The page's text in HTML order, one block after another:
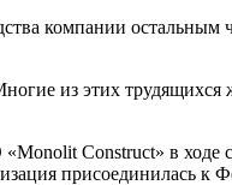
ком­пании
из этих
Construct» в ходе
присоединилась к